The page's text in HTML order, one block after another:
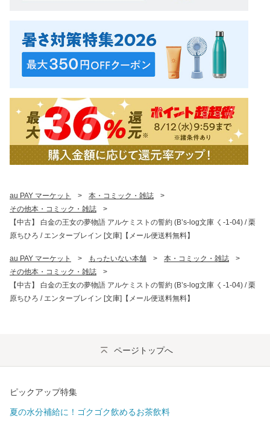
au PAY マーケット > 本・コミック・雑誌
>
その他本・コミック・雑誌
>
【中古】 白金の王女の夢物語 アルケミストの誓約 (B’s-log文庫 く-1-04) / 栗
原ちひろ / エンターブレイン [文庫]【メール便送料無料】
au PAY マーケット > もったいない本舗 > 本・コミック・雑誌
>
その他本・コミック・雑誌
>
【中古】 白金の王女の夢物語 アルケミストの誓約 (B’s-log文庫 く-1-04) / 栗
原ちひろ / エンターブレイン [文庫]【メール便送料無料】
ページトップへ
ピックアップ特集
夏の水分補給に！ゴクゴク飲めるお茶飲料